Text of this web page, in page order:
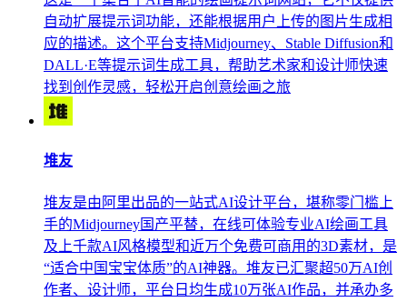
自动扩展提示词功能，还能根据用户上传的图片生成相
应的描述。这个平台支持Midjourney、Stable Diffusion和
DALL·E等提示词生成工具，帮助艺术家和设计师快速
找到创作灵感，轻松开启创意绘画之旅
堆友
堆友是由阿里出品的一站式AI设计平台，堪称零门槛上
手的Midjourney国产平替，在线可体验专业AI绘画工具
及上千款AI风格模型和近万个免费可商用的3D素材，是
“适合中国宝宝体质”的AI神器。堆友已汇聚超50万AI创
作者、设计师，平台日均生成10万张AI作品，并承办多